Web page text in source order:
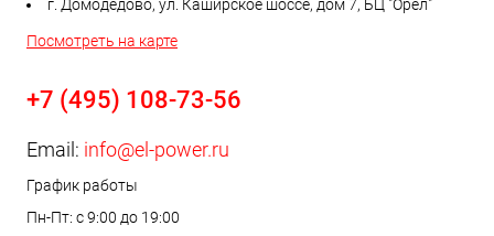
г. Домодедово, ул. Каширское шоссе, дом 7, БЦ "Орёл"
Посмотреть на карте
+7 (495) 108-73-56
Email: info@el-power.ru
График работы
Пн-Пт: с 9:00 до 19:00